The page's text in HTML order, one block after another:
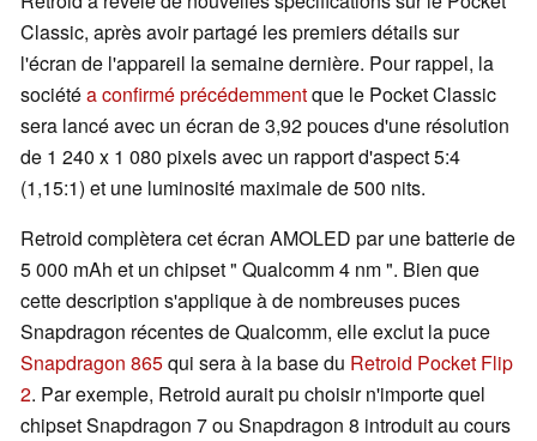
Classic, après avoir partagé les premiers détails sur
l'écran de l'appareil la semaine dernière. Pour rappel, la
sociétéa confirmé précédemmentque le Pocket Classic
sera lancé avec un écran de 3,92 pouces d'une résolution
de 1 240 x 1 080 pixels avec un rapport d'aspect 5:4
(1,15:1) et une luminosité maximale de 500 nits.
Retroid complètera cet écran AMOLED par une batterie de
5 000 mAh et un chipset " Qualcomm 4 nm ". Bien que
cette description s'applique à de nombreuses puces
Snapdragon récentes de Qualcomm, elle exclut la puce
Snapdragon 865qui sera à la base du Retroid Pocket Flip
2. Par exemple, Retroid aurait pu choisir n'importe quel
chipset Snapdragon 7 ou Snapdragon 8 introduit au cours